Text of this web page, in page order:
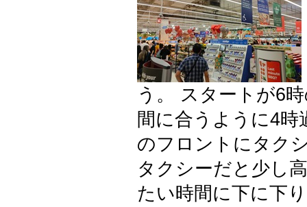
う。 スタートが6
間に合うように4
のフロントにタク
タクシーだと少し
たい時間に下に下